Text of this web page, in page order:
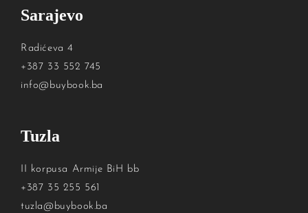
Sarajevo
Radićeva 4
+387 33 552 745
info@buybook.ba
Tuzla
II korpusa Armije BiH bb
+387 35 255 561
tuzla@buybook.ba